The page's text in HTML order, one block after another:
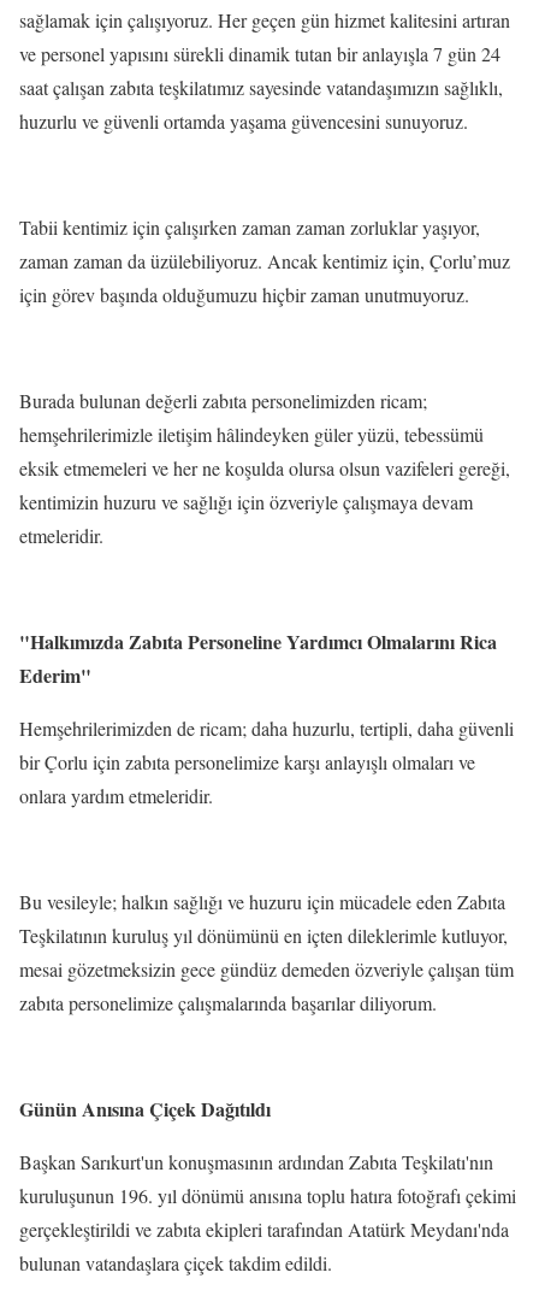
sağlamak için çalışıyoruz. Her geçen gün hizmet kalitesini artıran
ve personel yapısını sürekli dinamik tutan bir anlayışla 7 gün 24
saat çalışan zabıta teşkilatımız sayesinde vatandaşımızın sağlıklı,
huzurlu ve güvenli ortamda yaşama güvencesini sunuyoruz.
Tabii kentimiz için çalışırken zaman zaman zorluklar yaşıyor,
zaman zaman da üzülebiliyoruz. Ancak kentimiz için, Çorlu’muz
için görev başında olduğumuzu hiçbir zaman unutmuyoruz.
Burada bulunan değerli zabıta personelimizden ricam;
hemşehrilerimizle iletişim hâlindeyken güler yüzü, tebessümü
eksik etmemeleri ve her ne koşulda olursa olsun vazifeleri gereği,
kentimizin huzuru ve sağlığı için özveriyle çalışmaya devam
etmeleridir.
"Halkımızda Zabıta Personeline Yardımcı Olmalarını Rica
Ederim"
Hemşehrilerimizden de ricam; daha huzurlu, tertipli, daha güvenli
bir Çorlu için zabıta personelimize karşı anlayışlı olmaları ve
onlara yardım etmeleridir.
Bu vesileyle; halkın sağlığı ve huzuru için mücadele eden Zabıta
Teşkilatının kuruluş yıl dönümünü en içten dileklerimle kutluyor,
mesai gözetmeksizin gece gündüz demeden özveriyle çalışan tüm
zabıta personelimize çalışmalarında başarılar diliyorum.
Günün Anısına Çiçek Dağıtıldı
Başkan Sarıkurt'un konuşmasının ardından Zabıta Teşkilatı'nın
kuruluşunun 196. yıl dönümü anısına toplu hatıra fotoğrafı çekimi
gerçekleştirildi ve zabıta ekipleri tarafından Atatürk Meydanı'nda
bulunan vatandaşlara çiçek takdim edildi.